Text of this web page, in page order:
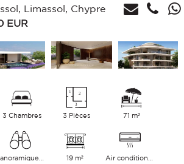
Limassol, Chypre
EUR
3 Chambres 3 Pièces 71 m²
19 m²